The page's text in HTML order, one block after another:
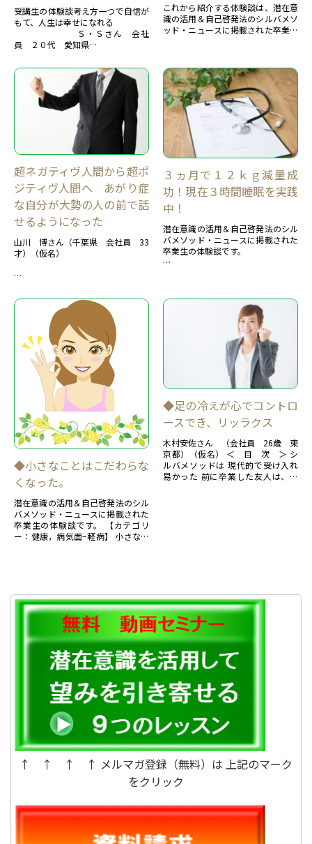
受講生の体験談考え方一つで自信が
もて、人生は幸せになれる
Ｓ・Ｓさん 会社
員 ２０代 愛知県
私がシルバメソッドのことを知っ
たのは二年ぐらい前だったと思いま
その頃、母...
これから紹介する体験談は、潜在意
識の活用＆自己啓発法のシルバメソ
ッド・ニュースに掲載された卒業生
超ネガティヴ人間から超ポ
ジティヴ人間へ あがり症
な自分が大勢の人の前で話
せるようになった
山川 博さん（千葉県 会社員 33
才）（仮名）
３ヵ月で１２ｋｇ減量成
功！現在３時間睡眠を実践
中！
潜在意識の活用＆自己啓発法のシル
バメソッド・ニュースに掲載された
卒業生の体験談です。
◆小さなことはこだわらな
くなった。
潜在意識の活用＆自己啓発法のシル
バメソッド・ニュースに掲載された
卒業生の体験談です。 【カテゴリ
ー：健康，病気面−軽病】 小さなこ
◆足の冷えが心でコントロ
ースでき、リッラクス
木村安佐さん （会社員 26歳 東
京都）（仮名） ＜ 目 次 ＞ シ
ルバメソッドは 現代的で受け入れ
易かった 前に卒業した友人は、面
↑ ↑ ↑ ↑ メルマガ登録（無料）は 上記のマーク
をクリック